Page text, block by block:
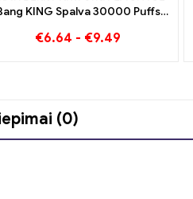
KING Spalva 30000 Puffs
dvigubas skonis – unikalus
€6.64 - €9.49
(0)